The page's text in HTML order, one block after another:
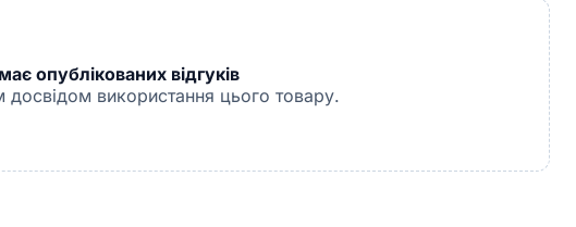
опублікованих відгуків
досвідом використання цього товару.